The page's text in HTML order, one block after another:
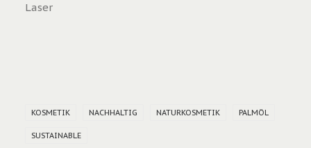
Laser
KOSMETIK NACHHALTIG NATURKOSMETIK PALMÖL
SUSTAINABLE